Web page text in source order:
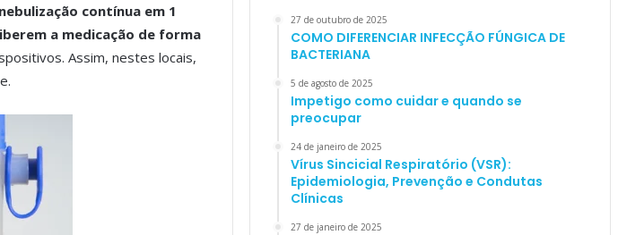
contínua em 1
a medicação de forma
Assim, nestes locais,
27 de outubro de 2025
COMO DIFERENCIAR INFECÇÃO FÚNGICA DE
BACTERIANA
5 de agosto de 2025
Impetigo como cuidar e quando se
preocupar
24 de janeiro de 2025
Vírus Sincicial Respiratório (VSR):
Epidemiologia, Prevenção e Condutas
Clínicas
27 de janeiro de 2025